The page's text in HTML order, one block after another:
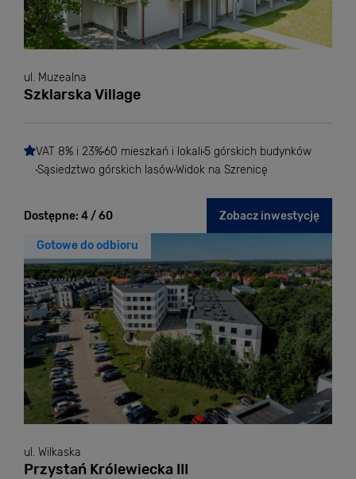
ul. Muzealna
Szklarska Village
VAT 8% i 23%60 mieszkań i lokali5 górskich budynków
Sąsiedztwo górskich lasówWidok na Szrenicę
Dostępne: 4 / 60 Zobacz inwestycję
Gotowe do odbioru
ul. Wilkaska
Przystań Królewiecka III